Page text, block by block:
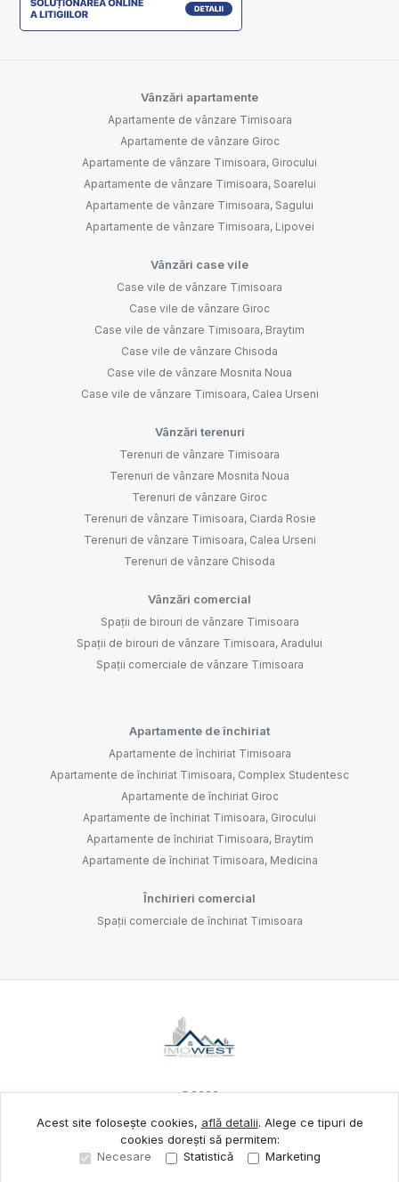
Vânzări apartamente
Apartamente de vânzare Timisoara
Apartamente de vânzare Giroc
Apartamente de vânzare Timisoara, Girocului
Apartamente de vânzare Timisoara, Soarelui
Apartamente de vânzare Timisoara, Sagului
Apartamente de vânzare Timisoara, Lipovei
Vânzări case vile
Case vile de vânzare Timisoara
Case vile de vânzare Giroc
Case vile de vânzare Timisoara, Braytim
Case vile de vânzare Chisoda
Case vile de vânzare Mosnita Noua
Case vile de vânzare Timisoara, Calea Urseni
Vânzări terenuri
Terenuri de vânzare Timisoara
Terenuri de vânzare Mosnita Noua
Terenuri de vânzare Giroc
Terenuri de vânzare Timisoara, Ciarda Rosie
Terenuri de vânzare Timisoara, Calea Urseni
Terenuri de vânzare Chisoda
Vânzări comercial
Spații de birouri de vânzare Timisoara
Spații de birouri de vânzare Timisoara, Aradului
Spații comerciale de vânzare Timisoara
Apartamente de închiriat
Apartamente de închiriat Timisoara
Apartamente de închiriat Timisoara, Complex Studentesc
Apartamente de închiriat Giroc
Apartamente de închiriat Timisoara, Girocului
Apartamente de închiriat Timisoara, Braytim
Apartamente de închiriat Timisoara, Medicina
Închirieri comercial
Spații comerciale de închiriat Timisoara
©2026
Site creat în
Acest site folosește cookies, află detalii. Alege ce tipuri de
cookies dorești să permitem:
Necesare
Statistică Marketing